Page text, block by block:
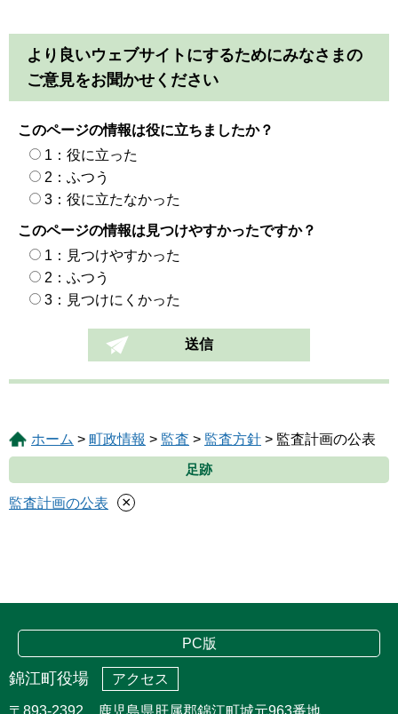
より良いウェブサイトにするためにみなさまの
ご意見をお聞かせください
このページの情報は役に立ちましたか？
1：役に立った
2：ふつう
3：役に立たなかった
このページの情報は見つけやすかったですか？
1：見つけやすかった
2：ふつう
3：見つけにくかった
ホーム > 町政情報 > 監査 > 監査方針 > 監査計画の公表
足跡
監査計画の公表 ×
PC版
錦江町役場 アクセス
〒893-2392 鹿児島県肝属郡錦江町城元963番地